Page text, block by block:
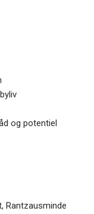
og potentiel
Rantzausminde